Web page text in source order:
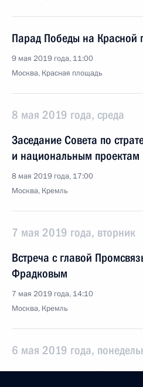
Парад Победы на Красной
9 мая 2019 года, 11:00
Москва, Красная площадь
8 мая 2019 года, среда
Заседание Совета по
и национальным проектам
8 мая 2019 года, 17:00
Москва, Кремль
7 мая 2019 года, вторник
Встреча с главой
Фрадковым
7 мая 2019 года, 14:10
Москва, Кремль
6 мая 2019 года,
Встреча с главой